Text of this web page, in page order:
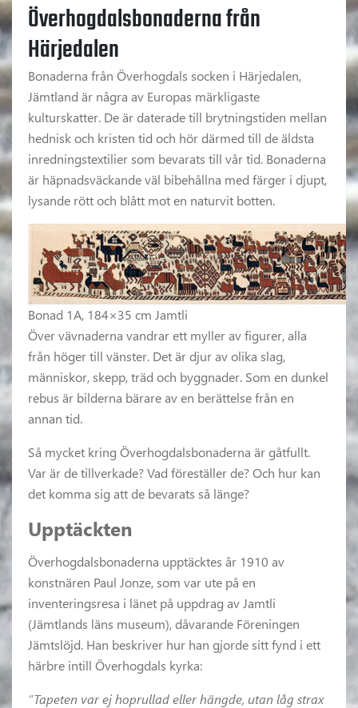
Överhogdalsbonaderna från
Härjedalen
Bonaderna från Överhogdals socken i Härjedalen,
Jämtland är några av Europas märkligaste
kulturskatter. De är daterade till brytningstiden mellan
hednisk och kristen tid och hör därmed till de äldsta
inredningstextilier som bevarats till vår tid. Bonaderna
är häpnadsväckande väl bibehållna med färger i djupt,
lysande rött och blått mot en naturvit botten.
Bonad 1A, 184×35 cm Jamtli
Över vävnaderna vandrar ett myller av figurer, alla
från höger till vänster. Det är djur av olika slag,
människor, skepp, träd och byggnader. Som en dunkel
rebus är bilderna bärare av en berättelse från en
annan tid.
Så mycket kring Överhogdalsbonaderna är gåtfullt.
Var är de tillverkade? Vad föreställer de? Och hur kan
det komma sig att de bevarats så länge?
Upptäckten
Överhogdalsbonaderna upptäcktes år 1910 av
konstnären Paul Jonze, som var ute på en
inventeringsresa i länet på uppdrag av Jamtli
(Jämtlands läns museum), dåvarande Föreningen
Jämtslöjd. Han beskriver hur han gjorde sitt fynd i ett
härbre intill Överhogdals kyrka:
”Tapeten var ej hoprullad eller hängde, utan låg strax